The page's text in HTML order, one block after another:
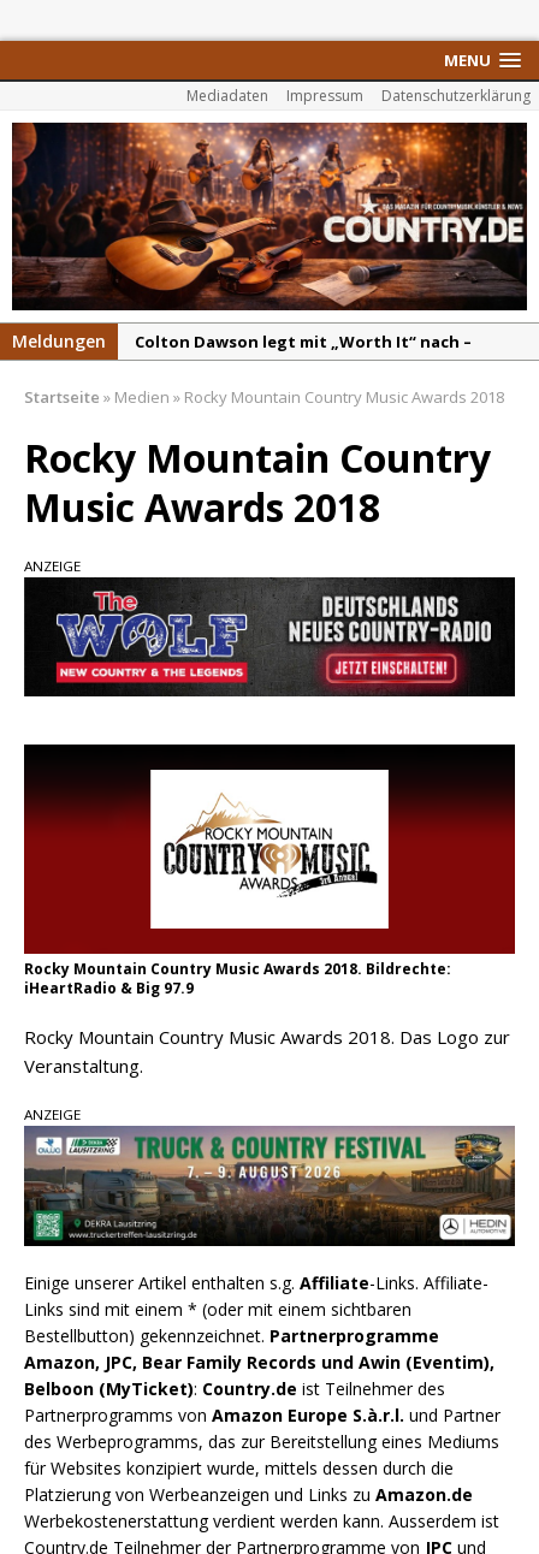
MENU
Mediadaten Impressum Datenschutzerklärung
Meldungen
Colton Dawson legt mit „Worth It“ nach –
Carly Pearce hinterfragt den ständigen
Vergleich mit anderen
Ella Langley schreibt Musikgeschichte:
„Choosin‘ Texas“ gehört zu den größten Hits
pez veröffentlicht neue Single „Late Night
Talks“ – eine Hymne auf unvergessliche
Sommernächte
Randy Travis veröffentlicht mit „I Don’t Care“
Ben Gallaher kehrt zu seinen Wurzeln zurück –
„Taylor Gold“ zeigt die Kraft der Akustik
Startseite » Medien » Rocky Mountain Country Music Awards 2018
Rocky Mountain Country
Music Awards 2018
ANZEIGE
Rocky Mountain Country Music Awards 2018. Bildrechte:
iHeartRadio & Big 97.9
Rocky Mountain Country Music Awards 2018. Das Logo zur
Veranstaltung.
ANZEIGE
Einige unserer Artikel enthalten s.g. Affiliate-Links. Affiliate-
Links sind mit einem * (oder mit einem sichtbaren
Bestellbutton) gekennzeichnet. Partnerprogramme
Amazon, JPC, Bear Family Records und Awin (Eventim),
Belboon (MyTicket): Country.de ist Teilnehmer des
Partnerprogramms von Amazon Europe S.à.r.l. und Partner
des Werbeprogramms, das zur Bereitstellung eines Mediums
für Websites konzipiert wurde, mittels dessen durch die
Platzierung von Werbeanzeigen und Links zu Amazon.de
Werbekostenerstattung verdient werden kann. Ausserdem ist
Country.de Teilnehmer der Partnerprogramme von JPC und